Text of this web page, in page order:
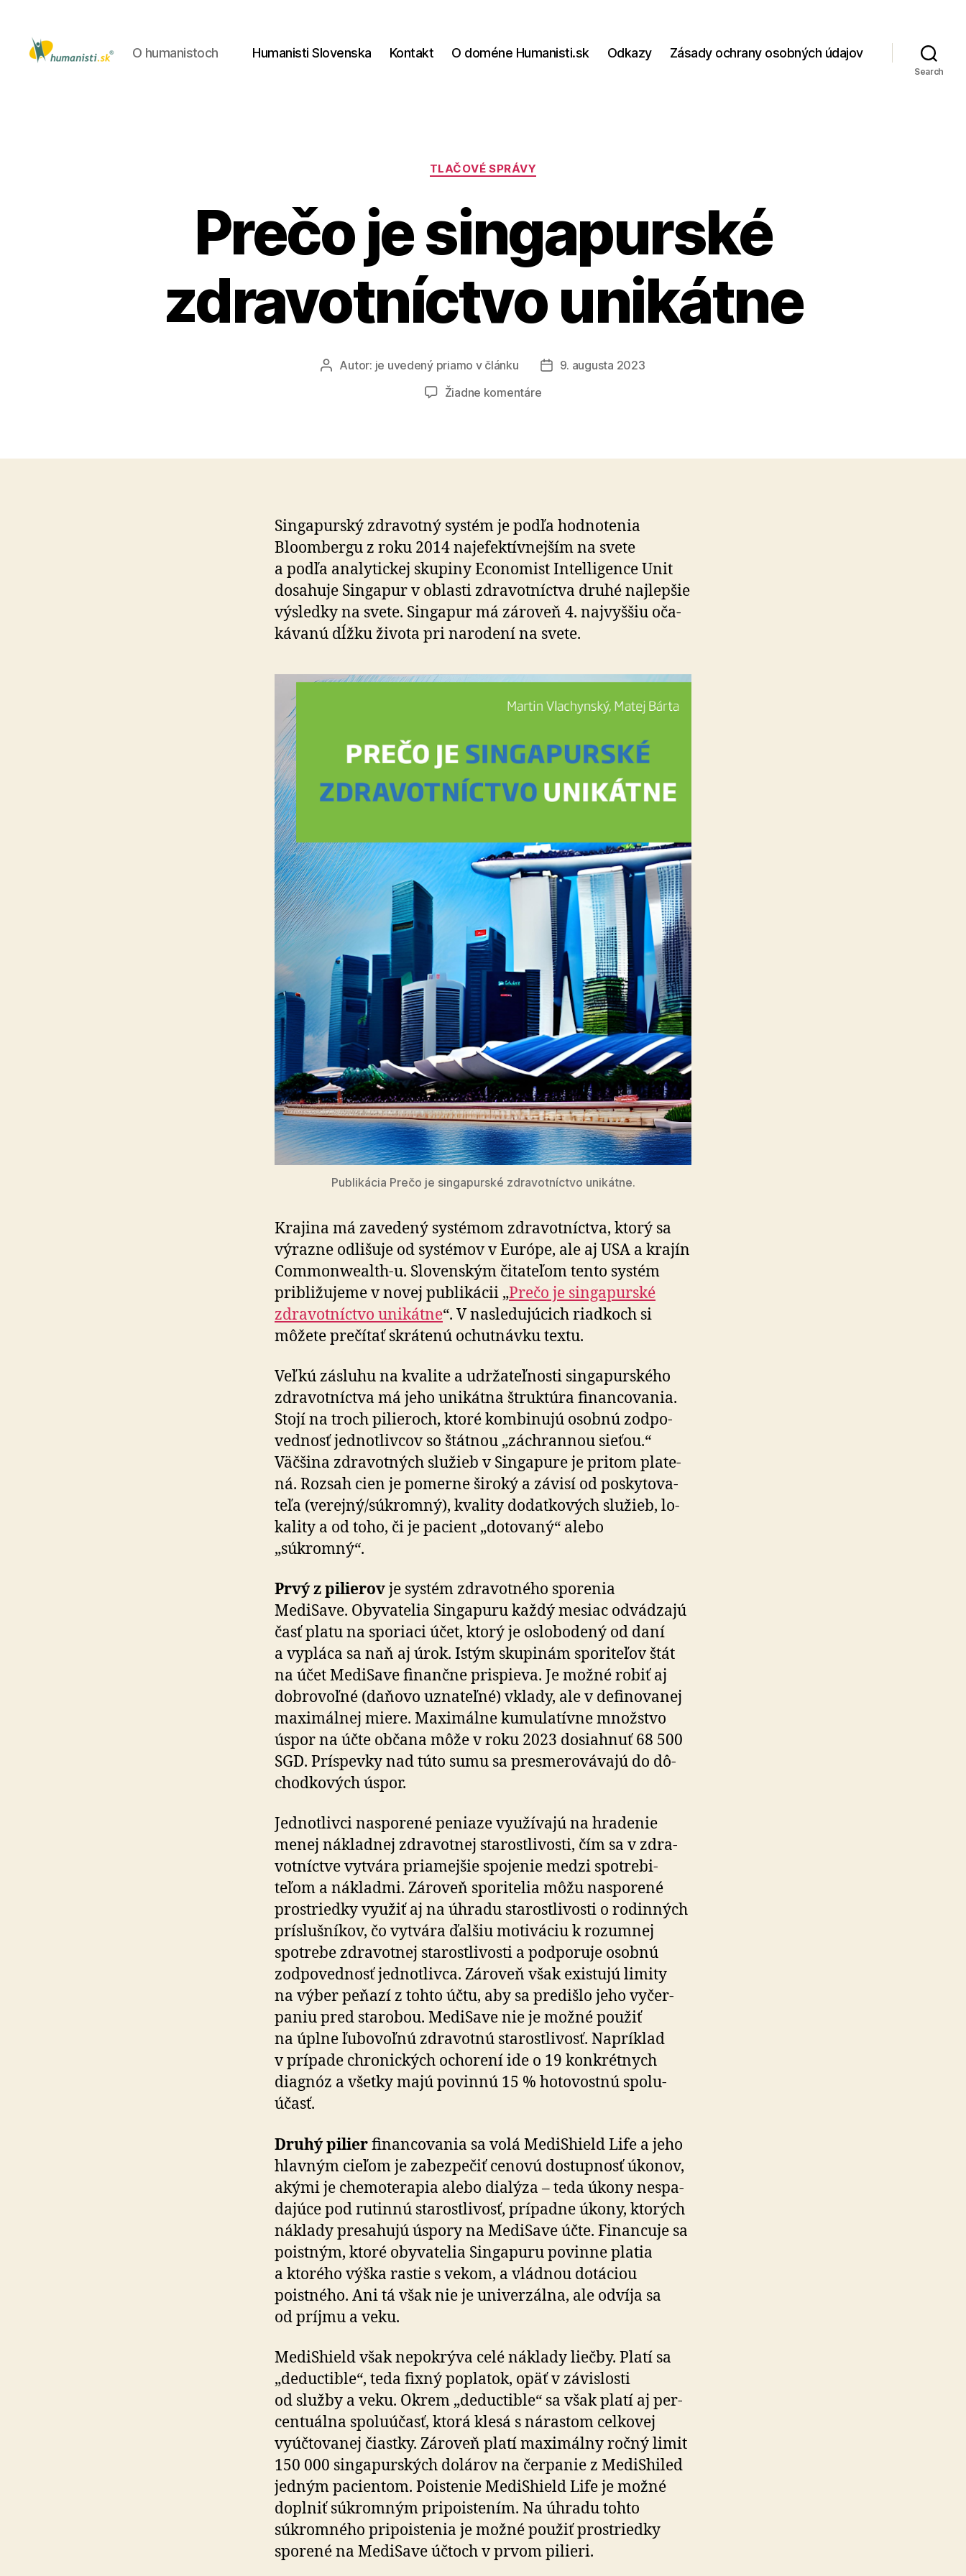
O humanistoch Humanisti Slovenska Kontakt O doméne Humanisti.sk Odkazy Zásady ochrany osobných údajov
Search
Kategórie
TLAČOVÉ SPRÁVY
Prečo je singapurské
zdravotníctvo unikátne
AutorAutor: je uvedený priamo v článku
Dátum
9. augusta 2023
Žiadne komentárena
zdravotníctvo
Singapurský zdravotný systém je podľa hod­no­te­nia
Bloombergu z roku 2014 naj­efek­tív­nejším na svete
a podľa ana­ly­tickej sku­piny Economist Intelligence Unit
do­sa­huje Singapur v oblasti zdra­vot­níctva druhé naj­lepšie
výsledky na svete. Singapur má zá­ro­veň 4. naj­vyššiu oča­
ká­vanú dĺžku života pri na­ro­dení na svete.
Publikácia Prečo je singapurské zdravotníctvo unikátne.
Krajina má zavedený systémom zdravotníctva, ktorý sa
výrazne od­li­šuje od systémov v Európe, ale aj USA a krajín
Commonwealth-u. Slo­ven­ským či­ta­te­ľom tento systém
pribli­žu­jeme v novej publi­kácii „Prečo je singa­purské
zdra­vot­níctvo unikátne“. V nasle­du­júcich riadkoch si
môžete pre­čítať skrátenú ochut­návku textu.
Veľkú zásluhu na kvalite a udržateľnosti singa­pur­ského
zdra­vot­níctva má jeho uni­kátna štruk­túra fi­nan­co­vania.
Stojí na troch pilieroch, ktoré kom­bi­nujú osobnú zod­po­
ved­nosť jed­not­livcov so štátnou „záchrannou sieťou.“
Väčšina zdra­vot­ných služieb v Singa­pure je pritom pla­te­
ná. Rozsah cien je po­merne široký a závisí od posky­to­va­
teľa (verejný/súkromný), kva­lity do­dat­kových služieb, lo­
ka­lity a od toho, či je pacient „do­to­vaný“ alebo
„súkromný“.
Prvý z pilierovje systém zdravotného sporenia
MediSave. Oby­va­telia Singa­puru každý mesiac odvádzajú
časť platu na spo­riaci účet, ktorý je oslo­bo­dený od daní
a vypláca sa naň aj úrok. Istým sku­pinám spo­ri­teľov štát
na účet MediSave finančne prispieva. Je možné robiť aj
dobro­voľné (daňovo uzna­teľné) vklady, ale v de­fi­no­vanej
maxi­málnej miere. Maxi­málne ku­mu­la­tívne množstvo
úspor na účte občana môže v roku 2023 dosiahnuť 68 500
SGD. Príspevky nad túto sumu sa presme­ro­vá­vajú do dô­
chod­kových úspor.
Jednotlivci nasporené peniaze využívajú na hra­de­nie
menej nákladnej zdra­vot­nej sta­rostli­vosti, čím sa v zdra­
vot­níctve vytvára priamejšie spo­je­nie medzi spotre­bi­
teľom a nákladmi. Zá­roveň spo­ri­telia môžu nasporené
prostriedky využiť aj na úhradu sta­rostli­vosti o rodinných
príslušníkov, čo vytvára ďalšiu mo­ti­váciu k rozumnej
spotrebe zdra­vot­nej sta­rostli­vosti a pod­po­ruje osobnú
zod­po­ved­nosť jed­not­livca. Zá­roveň však existujú limity
na výber peňazí z tohto účtu, aby sa pre­dišlo jeho vy­čer­
paniu pred sta­ro­bou. MediSave nie je možné použiť
na úplne ľubo­voľnú zdra­votnú sta­rostli­vosť. Napríklad
v prí­pade chro­nic­kých ocho­rení ide o 19 kon­krét­nych
diagnóz a všetky majú povinnú 15 % ho­to­vostnú spolu­
účasť.
Druhý pilierfinancovania sa volá MediShield Life a jeho
hlavným cieľom je zabezpečiť cenovú dostupnosť úkonov,
akými je che­mo­te­ra­pia alebo dia­lýza – teda úkony nespa­
da­júce pod rutinnú sta­rostli­vosť, prípadne úkony, ktorých
náklady pre­sa­hujú úspory na MediSave účte. Fi­nan­cuje sa
poistným, ktoré oby­va­telia Singa­puru povinne platia
a ktorého výška rastie s vekom, a vládnou dotáciou
poistného. Ani tá však nie je uni­ver­zálna, ale odvíja sa
od príjmu a veku.
MediShield však nepokrýva celé náklady liečby. Platí sa
„deductible“, teda fixný poplatok, opäť v zá­vis­losti
od služby a veku. Okrem „deductible“ sa však platí aj per­
cen­tu­álna spolu­účasť, ktorá klesá s ná­rastom cel­ko­vej
vyúč­to­vanej čiastky. Zá­roveň platí maxi­málny ročný limit
150 000 singa­purských dolárov na čer­panie z MediShiled
jedným pacientom. Poistenie MediShield Life je možné
doplniť súkromným pri­po­is­tením. Na úhradu tohto
súkromného pri­po­is­tenia je možné použiť prostriedky
spo­rené na MediSave účtoch v prvom pilieri.